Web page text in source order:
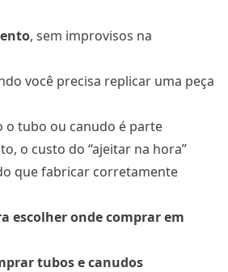
, sem improvisos na
você precisa replicar uma peça
o tubo ou canudo é parte
o custo do “ajeitar na hora”
que fabricar corretamente
escolher onde comprar em
tubos e canudos